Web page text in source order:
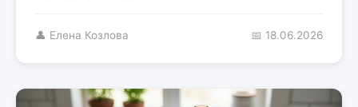
👤 Елена Козлова 📅 18.06.2026